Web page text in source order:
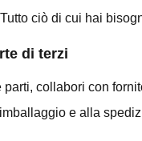
ciò di cui hai
di terzi
collabori con
e alla